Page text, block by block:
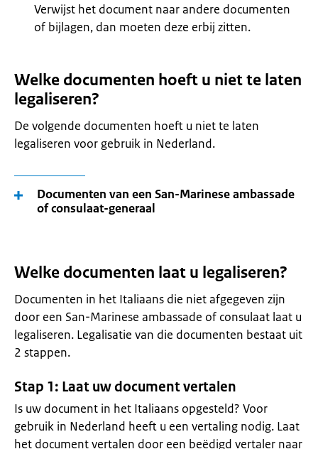
Verwijst het document naar andere documenten
of bijlagen, dan moeten deze erbij zitten.
Welke documenten hoeft u niet te laten
legaliseren?
De volgende documenten hoeft u niet te laten
legaliseren voor gebruik in Nederland.
Documenten van een San-Marinese ambassade
of consulaat-generaal
Welke documenten laat u legaliseren?
Documenten in het Italiaans die niet afgegeven zijn
door een San-Marinese ambassade of consulaat laat u
legaliseren. Legalisatie van die documenten bestaat uit
2 stappen.
Stap 1: Laat uw document vertalen
Is uw document in het Italiaans opgesteld? Voor
gebruik in Nederland heeft u een vertaling nodig. Laat
het document vertalen door een beëdigd vertaler naar